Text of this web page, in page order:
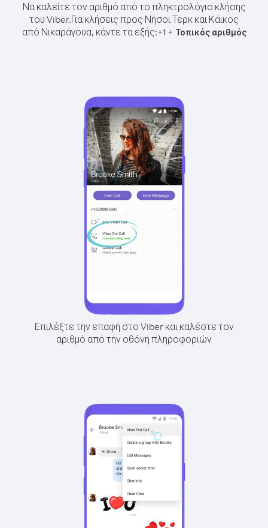
Να καλείτε τον αριθμό από το πληκτρολόγιο κλήσης
του Viber.Για κλήσεις προς Νήσοι Τερκ και Κάικος
από Νικαράγουα, κάντε τα εξής:+1+ Τοπικός αριθμός
Επιλέξτε την επαφή στο Viber και καλέστε τον
αριθμό από την οθόνη πληροφοριών